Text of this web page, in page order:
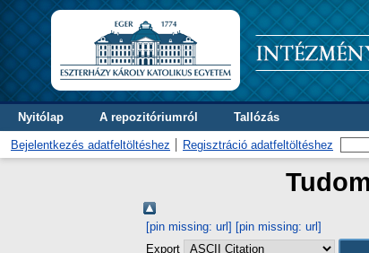
Nyitólap A repozitóriumról Tallózás
Bejelentkezés adatfeltöltéshez Regisztráció adatfeltöltéshez
[pin missing: url] [pin missing: url]
Export